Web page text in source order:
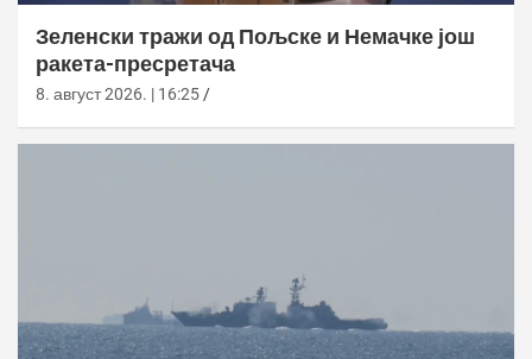
Зеленски тражи од Пољске и Немачке још
ракета-пресретача
8. август 2026. | 16:25